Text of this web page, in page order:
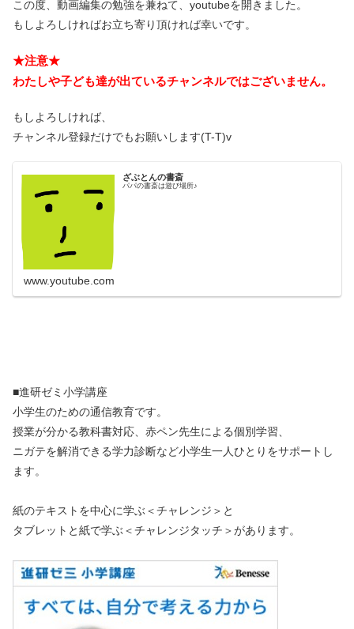
この度、動画編集の勉強を兼ねて、youtubeを開きました。
もしよろしければお立ち寄り頂ければ幸いです。
★注意★
わたしや子ども達が出ているチャンネルではございません。
もしよろしければ、
チャンネル登録だけでもお願いします(T-T)v
ざぶとんの書斎
パパの書斎は遊び場所♪
www.youtube.com
■進研ゼミ小学講座
小学生のための通信教育です。
授業が分かる教科書対応、赤ペン先生による個別学習、
ニガテを解消できる学力診断など小学生一人ひとりをサポートし
ます。
紙のテキストを中心に学ぶ＜チャレンジ＞と
タブレットと紙で学ぶ＜チャレンジタッチ＞があります。